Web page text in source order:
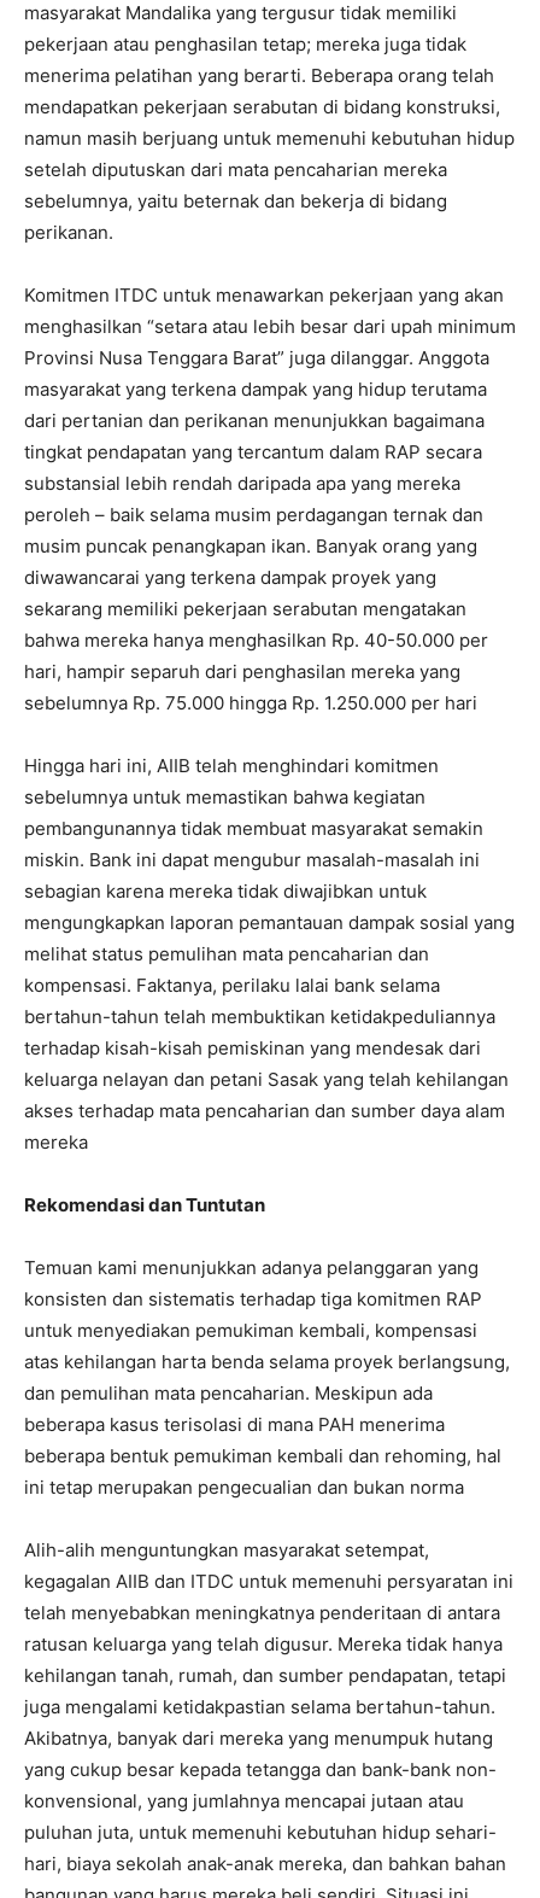
masyarakat Mandalika yang tergusur tidak memiliki
pekerjaan atau penghasilan tetap; mereka juga tidak
menerima pelatihan yang berarti. Beberapa orang telah
mendapatkan pekerjaan serabutan di bidang konstruksi,
namun masih berjuang untuk memenuhi kebutuhan hidup
setelah diputuskan dari mata pencaharian mereka
sebelumnya, yaitu beternak dan bekerja di bidang
perikanan.
Komitmen ITDC untuk menawarkan pekerjaan yang akan
menghasilkan “setara atau lebih besar dari upah minimum
Provinsi Nusa Tenggara Barat” juga dilanggar. Anggota
masyarakat yang terkena dampak yang hidup terutama
dari pertanian dan perikanan menunjukkan bagaimana
tingkat pendapatan yang tercantum dalam RAP secara
substansial lebih rendah daripada apa yang mereka
peroleh – baik selama musim perdagangan ternak dan
musim puncak penangkapan ikan. Banyak orang yang
diwawancarai yang terkena dampak proyek yang
sekarang memiliki pekerjaan serabutan mengatakan
bahwa mereka hanya menghasilkan Rp. 40-50.000 per
hari, hampir separuh dari penghasilan mereka yang
sebelumnya Rp. 75.000 hingga Rp. 1.250.000 per hari
Hingga hari ini, AIIB telah menghindari komitmen
sebelumnya untuk memastikan bahwa kegiatan
pembangunannya tidak membuat masyarakat semakin
miskin. Bank ini dapat mengubur masalah-masalah ini
sebagian karena mereka tidak diwajibkan untuk
mengungkapkan laporan pemantauan dampak sosial yang
melihat status pemulihan mata pencaharian dan
kompensasi. Faktanya, perilaku lalai bank selama
bertahun-tahun telah membuktikan ketidakpeduliannya
terhadap kisah-kisah pemiskinan yang mendesak dari
keluarga nelayan dan petani Sasak yang telah kehilangan
akses terhadap mata pencaharian dan sumber daya alam
mereka
Rekomendasi dan Tuntutan
Temuan kami menunjukkan adanya pelanggaran yang
konsisten dan sistematis terhadap tiga komitmen RAP
untuk menyediakan pemukiman kembali, kompensasi
atas kehilangan harta benda selama proyek berlangsung,
dan pemulihan mata pencaharian. Meskipun ada
beberapa kasus terisolasi di mana PAH menerima
beberapa bentuk pemukiman kembali dan rehoming, hal
ini tetap merupakan pengecualian dan bukan norma
Alih-alih menguntungkan masyarakat setempat,
kegagalan AIIB dan ITDC untuk memenuhi persyaratan ini
telah menyebabkan meningkatnya penderitaan di antara
ratusan keluarga yang telah digusur. Mereka tidak hanya
kehilangan tanah, rumah, dan sumber pendapatan, tetapi
juga mengalami ketidakpastian selama bertahun-tahun.
Akibatnya, banyak dari mereka yang menumpuk hutang
yang cukup besar kepada tetangga dan bank-bank non-
konvensional, yang jumlahnya mencapai jutaan atau
puluhan juta, untuk memenuhi kebutuhan hidup sehari-
hari, biaya sekolah anak-anak mereka, dan bahkan bahan